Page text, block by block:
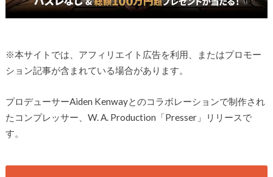
※本サイトでは、アフィリエイト広告を利用、またはプロモー
ション記事が含まれている場合があります。
プロデューサーAiden Kenwayとのコラボレーションで制作され
たコンプレッサー、W. A. Production「Presser」リリースで
す。